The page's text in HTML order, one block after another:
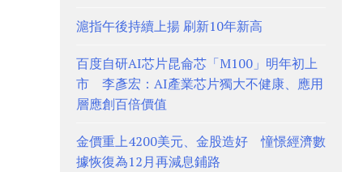
滬指午後持續上揚 刷新10年新高
百度自研AI芯片昆侖芯「M100」明年初上
市 李彥宏：AI產業芯片獨大不健康、應用
層應創百倍價值
金價重上4200美元、金股造好 憧憬經濟數
據恢復為12月再減息鋪路